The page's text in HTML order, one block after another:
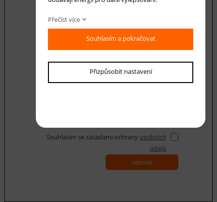
E-mail *
Váš dotaz
Souhlasím se zásadami ochrany osobních
údajů
odeslat
Přečíst více
Souhlasím a pokračovat
Přizpůsobit nastavení